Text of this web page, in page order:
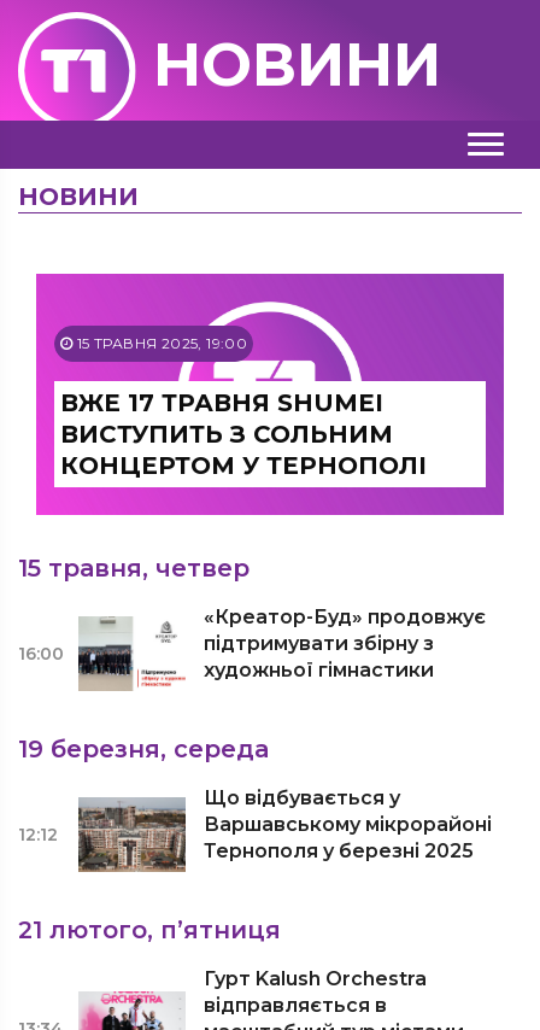
НОВИНИ
НОВИНИ
15 ТРАВНЯ 2025, 19:00
ВЖЕ 17 ТРАВНЯ SHUMEI
ВИСТУПИТЬ З СОЛЬНИМ
КОНЦЕРТОМ У ТЕРНОПОЛІ
15 травня, четвер
16:00
«Креатор-Буд» продовжує
підтримувати збірну з
художньої гімнастики
19 березня, середа
12:12
Що відбувається у
Варшавському мікрорайоні
Тернополя у березні 2025
21 лютого, п’ятниця
Гурт Kalush Orchestra
відправляється в